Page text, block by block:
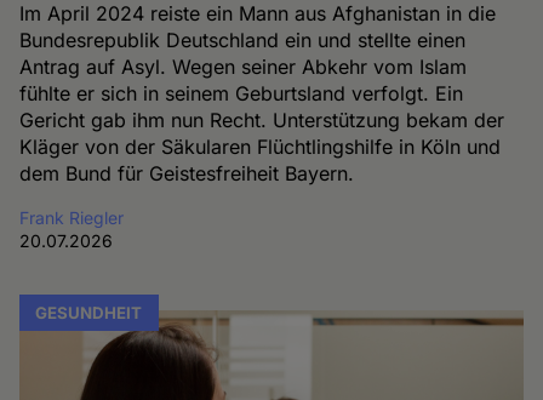
Im April 2024 reiste ein Mann aus Afghanistan in die
Bundesrepublik Deutschland ein und stellte einen
Antrag auf Asyl. Wegen seiner Abkehr vom Islam
fühlte er sich in seinem Geburtsland verfolgt. Ein
Gericht gab ihm nun Recht. Unterstützung bekam der
Kläger von der Säkularen Flüchtlingshilfe in Köln und
dem Bund für Geistesfreiheit Bayern.
Frank Riegler
20.07.2026
GESUNDHEIT